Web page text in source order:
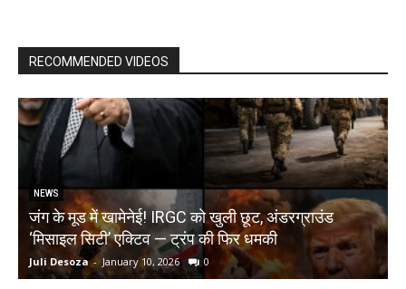
RECOMMENDED VIDEOS
NEWS
जंग के मूड में खामेनेई! IRGC को खुली छूट, अंडरग्राउंड
‘मिसाइल सिटी’ एक्टिव — ट्रंप की फिर धमकी
Juli Desoza - January 10, 2026 0